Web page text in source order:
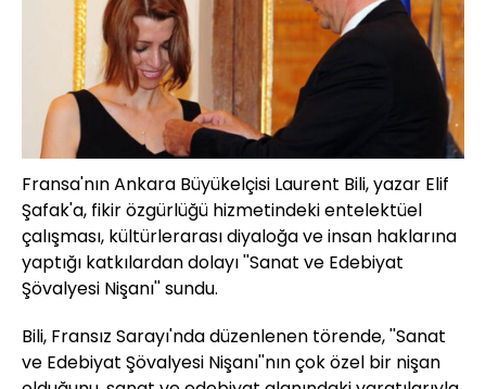
Fransa'nın Ankara Büyükelçisi Laurent Bili, yazar Elif
Şafak'a, fikir özgürlüğü hizmetindeki entelektüel
çalışması, kültürlerarası diyaloğa ve insan haklarına
yaptığı katkılardan dolayı ''Sanat ve Edebiyat
Şövalyesi Nişanı'' sundu.
Bili, Fransız Sarayı'nda düzenlenen törende, ''Sanat
ve Edebiyat Şövalyesi Nişanı''nın çok özel bir nişan